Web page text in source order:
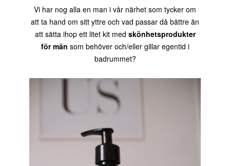
Vi har nog alla en man i vår närhet som tycker om
att ta hand om sitt yttre och vad passar då bättre än
att sätta ihop ett litet kit med skönhetsprodukter
för män som behöver och/eller gillar egentid i
badrummet?